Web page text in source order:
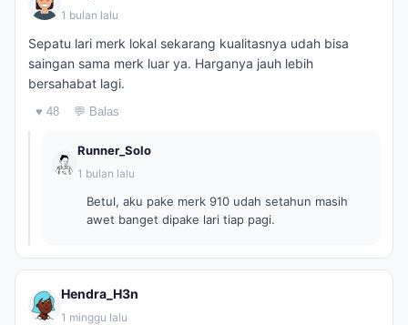
1 bulan lalu
Sepatu lari merk lokal sekarang kualitasnya udah bisa
saingan sama merk luar ya. Harganya jauh lebih
bersahabat lagi.
♥ 48 💬 Balas
Runner_Solo
1 bulan lalu
Betul, aku pake merk 910 udah setahun masih
awet banget dipake lari tiap pagi.
Hendra_H3n
1 minggu lalu